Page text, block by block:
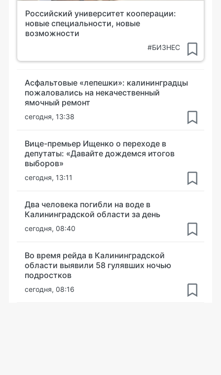
Российский университет кооперации:
новые специальности, новые
возможности
#БИЗНЕС
Асфальтовые «лепешки»: калининградцы
пожаловались на некачественный
ямочный ремонт
сегодня, 13:38
Вице-премьер Ищенко о переходе в
депутаты: «Давайте дождемся итогов
выборов»
сегодня, 13:11
Два человека погибли на воде в
Калининградской области за день
сегодня, 08:40
Во время рейда в Калининградской
области выявили 58 гулявших ночью
подростков
сегодня, 08:16